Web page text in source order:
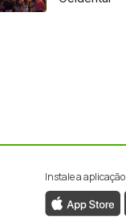
Instale a aplicação